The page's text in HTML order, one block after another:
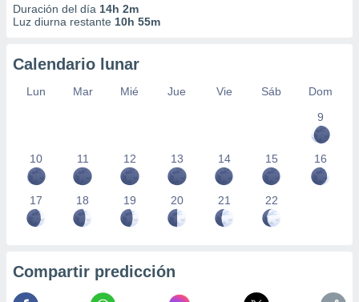
Duración del día 14h 2m
Luz diurna restante 10h 55m
Calendario lunar
Lun Mar Mié Jue Vie Sáb
Dom
9
10 11 12 13 14 15 16
17 18 19 20 21 22
Compartir predicción